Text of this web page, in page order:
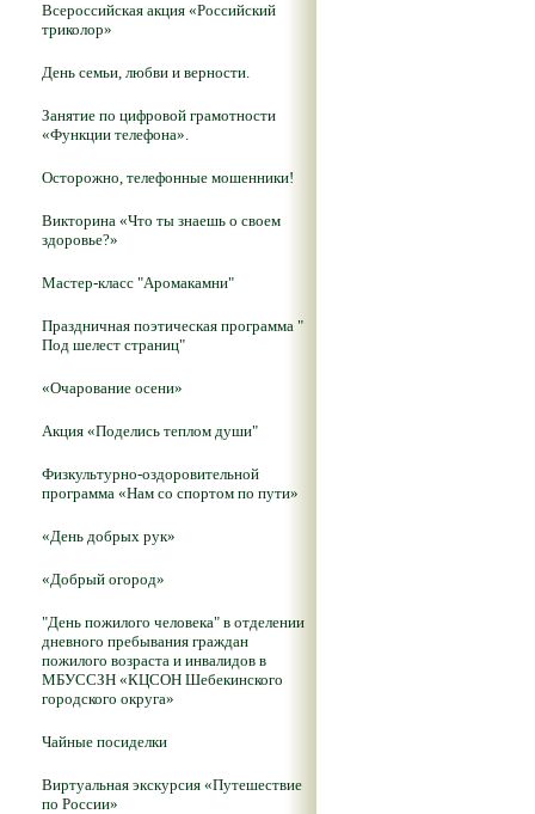
Всероссийская акция «Российский
триколор»
День семьи, любви и верности.
Занятие по цифровой грамотности
«Функции телефона».
Осторожно, телефонные мошенники!
Викторина «Что ты знаешь о своем
здоровье?»
Мастер-класс "Аромакамни"
Праздничная поэтическая программа "
Под шелест страниц"
«Очарование осени»
Акция «Поделись теплом души"
Физкультурно-оздоровительной
программа «Нам со спортом по пути»
«День добрых рук»
«Добрый огород»
"День пожилого человека" в отделении
дневного пребывания граждан
пожилого возраста и инвалидов в
МБУССЗН «КЦСОН Шебекинского
городского округа»
Чайные посиделки
Виртуальная экскурсия «Путешествие
по России»